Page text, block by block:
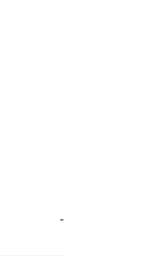
-